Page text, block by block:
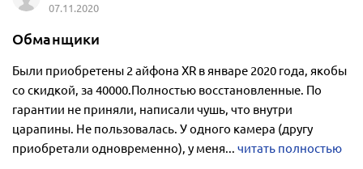
07.11.2020
Обманщики
Были приобретены 2 айфона XR в январе 2020 года, якобы
со скидкой, за 40000.Полностью восстановленные. По
гарантии не приняли, написали чушь, что внутри
царапины. Не пользовалась. У одного камера (другу
приобретали одновременно), у меня... читать полностью